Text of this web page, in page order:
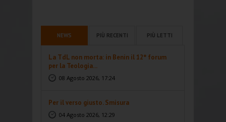
NEWS PIÙ RECENTI PIÙ LETTI
La TdL non morta: in Benin il 12° forum
per la Teologia...
08 Agosto 2026, 17:24
Per il verso giusto. Smisura
04 Agosto 2026, 12:29